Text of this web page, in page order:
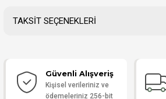
Yorum Yaz
TAKSİT SEÇENEKLERİ
Güvenli Alışveriş
Kişisel verileriniz ve
ödemeleriniz 256-bit